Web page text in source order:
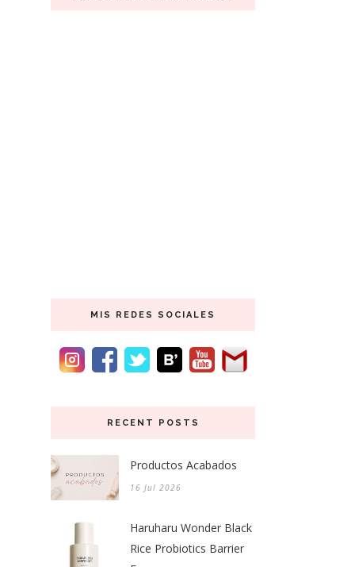
MIS REDES SOCIALES
RECENT POSTS
Productos Acabados
16 Jul 2026
Haruharu Wonder Black
Rice Probiotics Barrier